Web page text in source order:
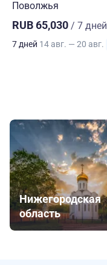
Поволжья
RUB 65,030 / 7 дней
7 дней 14 авг. — 20 авг.
Нижегородская
область